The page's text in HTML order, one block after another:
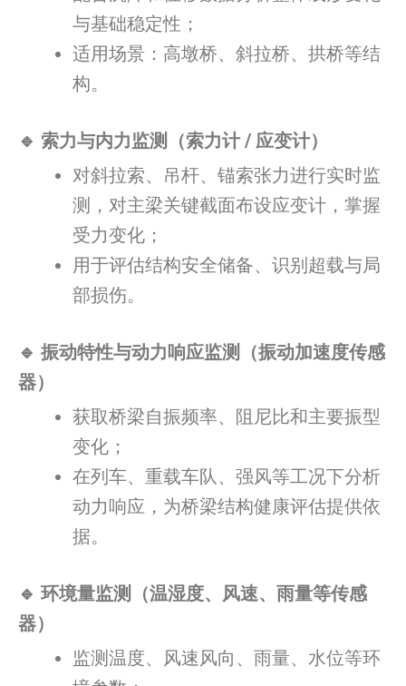
与基础稳定性；
适用场景：高墩桥、斜拉桥、拱桥等结
构。
🔹 索力与内力监测（索力计 / 应变计）
对斜拉索、吊杆、锚索张力进行实时监
测，对主梁关键截面布设应变计，掌握
受力变化；
用于评估结构安全储备、识别超载与局
部损伤。
🔹 振动特性与动力响应监测（振动加速度传感
器）
获取桥梁自振频率、阻尼比和主要振型
变化；
在列车、重载车队、强风等工况下分析
动力响应，为桥梁结构健康评估提供依
据。
🔹 环境量监测（温湿度、风速、雨量等传感
器）
监测温度、风速风向、雨量、水位等环